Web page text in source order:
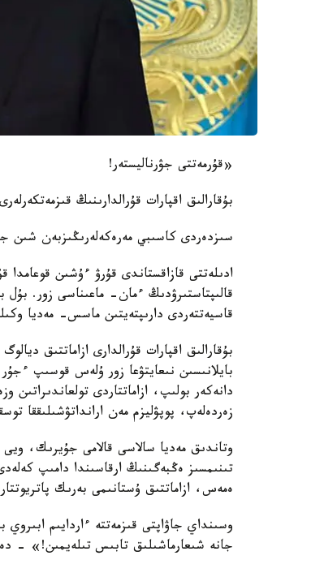
«قۇرمەتتى جۋرناليستەر!
بۇقارالىق اقپارات قۇرالدارىنىڭ
سىزدەردى كاسىبي مەرەكەلەرىڭىزبەن شىن
ادىلەتتى قازاقستاندى قۇرۋ ءۇشىن
قالىپتاستىرۋدىڭ ءمان- ماعىناسى زور. بۇل
قاسيەتتەردى دارىپتەيتىن ماسس- مەديا
بۇقارالىق اقپارات قۇرالدارى ازاماتتىق
بايلانىسىن نىعايتۋعا زور ۇلەس قوسىپ
دانەكەر بولىپ، ازاماتتاردى
زەردەلەپ، پوپۋليزم مەن ارانداتۋشىلىققا
وتاندىق مەديا سالاسى قالامى جۇيرىك،
تىنىمسىز ەڭبەگىنىڭ ارقاسىندا دامىپ
ەمەس، ازاماتتىق ۇستانىمى بەرىك
وسىنداي جاۋاپتى قىزمەتتە ءاردايىم
جانە شىعارماشىلىق تابىس تىلەيمىن!» -